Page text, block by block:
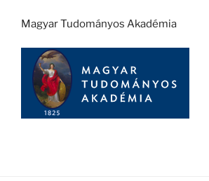
Magyar Tudományos Akadémia